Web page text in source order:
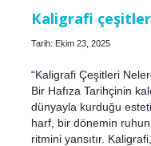
Kaligrafi
Tarih: Ekim 23, 2025
“Kaligrafi Çeşitleri
Bir Hafıza Tarihçinin
dünyayla kurduğu
harf, bir dönemin
ritmini yansıtır.